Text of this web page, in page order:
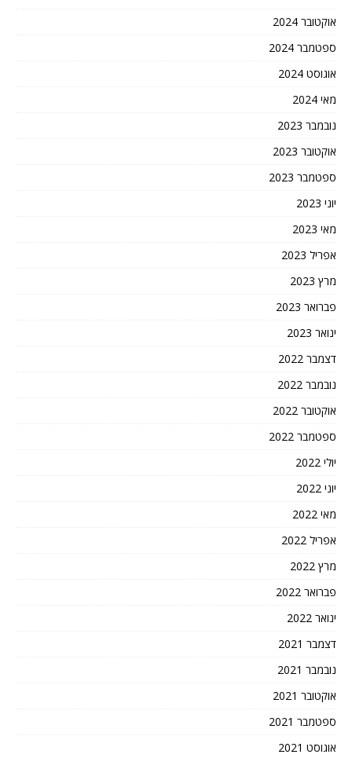
אוקטובר 2024
ספטמבר 2024
אוגוסט 2024
מאי 2024
נובמבר 2023
אוקטובר 2023
ספטמבר 2023
יוני 2023
מאי 2023
אפריל 2023
מרץ 2023
פברואר 2023
ינואר 2023
דצמבר 2022
נובמבר 2022
אוקטובר 2022
ספטמבר 2022
יולי 2022
יוני 2022
מאי 2022
אפריל 2022
מרץ 2022
פברואר 2022
ינואר 2022
דצמבר 2021
נובמבר 2021
אוקטובר 2021
ספטמבר 2021
אוגוסט 2021